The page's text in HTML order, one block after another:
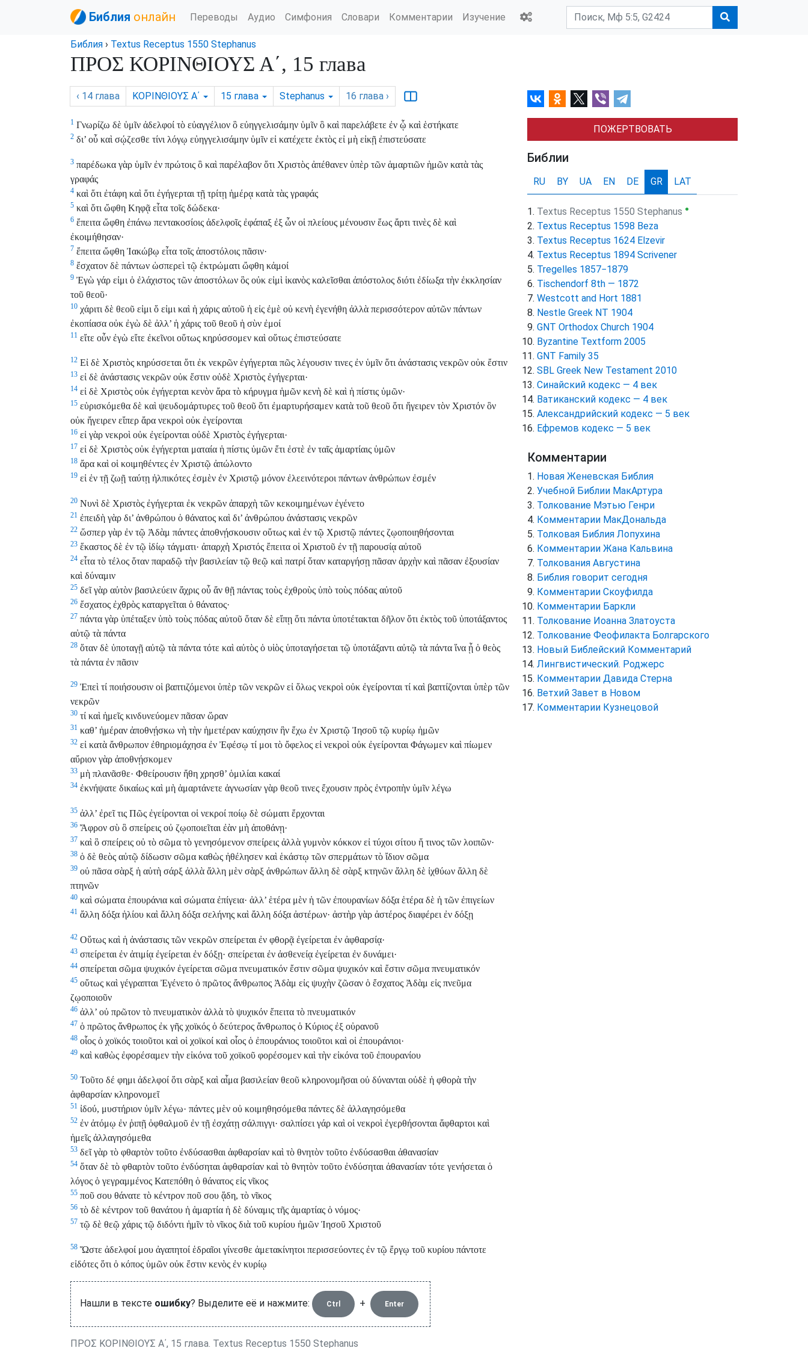
Библия онлайн Переводы Аудио Симфония Словари Комментарии Изучение
Библия › Textus Receptus 1550 Stephanus
ΠΡΟΣ ΚΟΡΙΝΘΙΟΥΣ Α΄, 15 глава
‹ 14 глава ΚΟΡΙΝΘΙΟΥΣ Α΄ 15 глава Stephanus 16 глава ›
1 Γνωρίζω δὲ ὑμῖν ἀδελφοί τὸ εὐαγγέλιον ὃ εὐηγγελισάμην ὑμῖν ὃ καὶ παρελάβετε ἐν ᾧ καὶ ἑστήκατε
2 δι’ οὗ καὶ σῴζεσθε τίνι λόγῳ εὐηγγελισάμην ὑμῖν εἰ κατέχετε ἐκτὸς εἰ μὴ εἰκῇ ἐπιστεύσατε
3 παρέδωκα γὰρ ὑμῖν ἐν πρώτοις ὃ καὶ παρέλαβον ὅτι Χριστὸς ἀπέθανεν ὑπὲρ τῶν ἁμαρτιῶν ἡμῶν κατὰ τὰς
γραφάς
4 καὶ ὅτι ἐτάφη καὶ ὅτι ἐγήγερται τῇ τρίτῃ ἡμέρᾳ κατὰ τὰς γραφάς
5 καὶ ὅτι ὤφθη Κηφᾷ εἶτα τοῖς δώδεκα·
6 ἔπειτα ὤφθη ἐπάνω πεντακοσίοις ἀδελφοῖς ἐφάπαξ ἐξ ὧν οἱ πλείους μένουσιν ἕως ἄρτι τινὲς δὲ καὶ
ἐκοιμήθησαν·
7 ἔπειτα ὤφθη Ἰακώβῳ εἶτα τοῖς ἀποστόλοις πᾶσιν·
8 ἔσχατον δὲ πάντων ὡσπερεὶ τῷ ἐκτρώματι ὤφθη κἀμοί
9 Ἐγὼ γάρ εἰμι ὁ ἐλάχιστος τῶν ἀποστόλων ὃς οὐκ εἰμὶ ἱκανὸς καλεῖσθαι ἀπόστολος διότι ἐδίωξα τὴν ἐκκλησίαν
τοῦ θεοῦ·
10 χάριτι δὲ θεοῦ εἰμι ὅ εἰμι καὶ ἡ χάρις αὐτοῦ ἡ εἰς ἐμὲ οὐ κενὴ ἐγενήθη ἀλλὰ περισσότερον αὐτῶν πάντων
ἐκοπίασα οὐκ ἐγὼ δὲ ἀλλ’ ἡ χάρις τοῦ θεοῦ ἡ σὺν ἐμοί
11 εἴτε οὖν ἐγὼ εἴτε ἐκεῖνοι οὕτως κηρύσσομεν καὶ οὕτως ἐπιστεύσατε
12 Εἰ δὲ Χριστὸς κηρύσσεται ὅτι ἐκ νεκρῶν ἐγήγερται πῶς λέγουσιν τινες ἐν ὑμῖν ὅτι ἀνάστασις νεκρῶν οὐκ ἔστιν
13 εἰ δὲ ἀνάστασις νεκρῶν οὐκ ἔστιν οὐδὲ Χριστὸς ἐγήγερται·
14 εἰ δὲ Χριστὸς οὐκ ἐγήγερται κενὸν ἄρα τὸ κήρυγμα ἡμῶν κενὴ δὲ καὶ ἡ πίστις ὑμῶν·
15 εὑρισκόμεθα δὲ καὶ ψευδομάρτυρες τοῦ θεοῦ ὅτι ἐμαρτυρήσαμεν κατὰ τοῦ θεοῦ ὅτι ἤγειρεν τὸν Χριστόν ὃν
οὐκ ἤγειρεν εἴπερ ἄρα νεκροὶ οὐκ ἐγείρονται
16 εἰ γὰρ νεκροὶ οὐκ ἐγείρονται οὐδὲ Χριστὸς ἐγήγερται·
17 εἰ δὲ Χριστὸς οὐκ ἐγήγερται ματαία ἡ πίστις ὑμῶν ἔτι ἐστὲ ἐν ταῖς ἁμαρτίαις ὑμῶν
18 ἄρα καὶ οἱ κοιμηθέντες ἐν Χριστῷ ἀπώλοντο
19 εἰ ἐν τῇ ζωῇ ταύτῃ ἠλπικότες ἐσμὲν ἐν Χριστῷ μόνον ἐλεεινότεροι πάντων ἀνθρώπων ἐσμέν
20 Νυνὶ δὲ Χριστὸς ἐγήγερται ἐκ νεκρῶν ἀπαρχὴ τῶν κεκοιμημένων ἐγένετο
21 ἐπειδὴ γὰρ δι’ ἀνθρώπου ὁ θάνατος καὶ δι’ ἀνθρώπου ἀνάστασις νεκρῶν
22 ὥσπερ γὰρ ἐν τῷ Ἀδὰμ πάντες ἀποθνῄσκουσιν οὕτως καὶ ἐν τῷ Χριστῷ πάντες ζῳοποιηθήσονται
23 ἕκαστος δὲ ἐν τῷ ἰδίῳ τάγματι· ἀπαρχὴ Χριστός ἔπειτα οἱ Χριστοῦ ἐν τῇ παρουσίᾳ αὐτοῦ
24 εἶτα τὸ τέλος ὅταν παραδῷ τὴν βασιλείαν τῷ θεῷ καὶ πατρί ὅταν καταργήσῃ πᾶσαν ἀρχὴν καὶ πᾶσαν ἐξουσίαν
καὶ δύναμιν
25 δεῖ γὰρ αὐτὸν βασιλεύειν ἄχρις οὗ ἄν θῇ πάντας τοὺς ἐχθροὺς ὑπὸ τοὺς πόδας αὐτοῦ
26 ἔσχατος ἐχθρὸς καταργεῖται ὁ θάνατος·
27 πάντα γὰρ ὑπέταξεν ὑπὸ τοὺς πόδας αὐτοῦ ὅταν δὲ εἴπῃ ὅτι πάντα ὑποτέτακται δῆλον ὅτι ἐκτὸς τοῦ ὑποτάξαντος
αὐτῷ τὰ πάντα
28 ὅταν δὲ ὑποταγῇ αὐτῷ τὰ πάντα τότε καὶ αὐτὸς ὁ υἱὸς ὑποταγήσεται τῷ ὑποτάξαντι αὐτῷ τὰ πάντα ἵνα ᾖ ὁ θεὸς
τὰ πάντα ἐν πᾶσιν
29 Ἐπεὶ τί ποιήσουσιν οἱ βαπτιζόμενοι ὑπὲρ τῶν νεκρῶν εἰ ὅλως νεκροὶ οὐκ ἐγείρονται τί καὶ βαπτίζονται ὑπὲρ τῶν
νεκρῶν
30 τί καὶ ἡμεῖς κινδυνεύομεν πᾶσαν ὥραν
31 καθ’ ἡμέραν ἀποθνῄσκω νὴ τὴν ἡμετέραν καύχησιν ἣν ἔχω ἐν Χριστῷ Ἰησοῦ τῷ κυρίῳ ἡμῶν
32 εἰ κατὰ ἄνθρωπον ἐθηριομάχησα ἐν Ἐφέσῳ τί μοι τὸ ὄφελος εἰ νεκροὶ οὐκ ἐγείρονται Φάγωμεν καὶ πίωμεν
αὔριον γὰρ ἀποθνῄσκομεν
33 μὴ πλανᾶσθε· Φθείρουσιν ἤθη χρησθ’ ὁμιλίαι κακαί
34 ἐκνήψατε δικαίως καὶ μὴ ἁμαρτάνετε ἀγνωσίαν γὰρ θεοῦ τινες ἔχουσιν πρὸς ἐντροπὴν ὑμῖν λέγω
35 ἀλλ’ ἐρεῖ τις Πῶς ἐγείρονται οἱ νεκροί ποίῳ δὲ σώματι ἔρχονται
36 Ἄφρον σὺ ὃ σπείρεις οὐ ζῳοποιεῖται ἐὰν μὴ ἀποθάνῃ·
37 καὶ ὃ σπείρεις οὐ τὸ σῶμα τὸ γενησόμενον σπείρεις ἀλλὰ γυμνὸν κόκκον εἰ τύχοι σίτου ἤ τινος τῶν λοιπῶν·
38 ὁ δὲ θεὸς αὐτῷ δίδωσιν σῶμα καθὼς ἠθέλησεν καὶ ἑκάστῳ τῶν σπερμάτων τὸ ἴδιον σῶμα
39 οὐ πᾶσα σὰρξ ἡ αὐτὴ σάρξ ἀλλὰ ἄλλη μὲν σὰρξ ἀνθρώπων ἄλλη δὲ σὰρξ κτηνῶν ἄλλη δὲ ἰχθύων ἄλλη δὲ
πτηνῶν
40 καὶ σώματα ἐπουράνια καὶ σώματα ἐπίγεια· ἀλλ’ ἑτέρα μὲν ἡ τῶν ἐπουρανίων δόξα ἑτέρα δὲ ἡ τῶν ἐπιγείων
41 ἄλλη δόξα ἡλίου καὶ ἄλλη δόξα σελήνης καὶ ἄλλη δόξα ἀστέρων· ἀστὴρ γὰρ ἀστέρος διαφέρει ἐν δόξῃ
42 Οὕτως καὶ ἡ ἀνάστασις τῶν νεκρῶν σπείρεται ἐν φθορᾷ ἐγείρεται ἐν ἀφθαρσίᾳ·
43 σπείρεται ἐν ἀτιμίᾳ ἐγείρεται ἐν δόξῃ· σπείρεται ἐν ἀσθενείᾳ ἐγείρεται ἐν δυνάμει·
44 σπείρεται σῶμα ψυχικόν ἐγείρεται σῶμα πνευματικόν ἔστιν σῶμα ψυχικόν καὶ ἔστιν σῶμα πνευματικόν
45 οὕτως καὶ γέγραπται Ἐγένετο ὁ πρῶτος ἄνθρωπος Ἀδὰμ εἰς ψυχὴν ζῶσαν ὁ ἔσχατος Ἀδὰμ εἰς πνεῦμα
ζῳοποιοῦν
46 ἀλλ’ οὐ πρῶτον τὸ πνευματικὸν ἀλλὰ τὸ ψυχικόν ἔπειτα τὸ πνευματικόν
47 ὁ πρῶτος ἄνθρωπος ἐκ γῆς χοϊκός ὁ δεύτερος ἄνθρωπος ὁ Κύριος ἐξ οὐρανοῦ
48 οἷος ὁ χοϊκός τοιοῦτοι καὶ οἱ χοϊκοί καὶ οἷος ὁ ἐπουράνιος τοιοῦτοι καὶ οἱ ἐπουράνιοι·
49 καὶ καθὼς ἐφορέσαμεν τὴν εἰκόνα τοῦ χοϊκοῦ φορέσομεν καὶ τὴν εἰκόνα τοῦ ἐπουρανίου
50 Τοῦτο δέ φημι ἀδελφοί ὅτι σὰρξ καὶ αἷμα βασιλείαν θεοῦ κληρονομῆσαι οὐ δύνανται οὐδὲ ἡ φθορὰ τὴν
ἀφθαρσίαν κληρονομεῖ
51 ἰδού, μυστήριον ὑμῖν λέγω· πάντες μὲν οὐ κοιμηθησόμεθα πάντες δὲ ἀλλαγησόμεθα
52 ἐν ἀτόμῳ ἐν ῥιπῇ ὀφθαλμοῦ ἐν τῇ ἐσχάτῃ σάλπιγγι· σαλπίσει γάρ καὶ οἱ νεκροὶ ἐγερθήσονται ἄφθαρτοι καὶ
ἡμεῖς ἀλλαγησόμεθα
53 δεῖ γὰρ τὸ φθαρτὸν τοῦτο ἐνδύσασθαι ἀφθαρσίαν καὶ τὸ θνητὸν τοῦτο ἐνδύσασθαι ἀθανασίαν
54 ὅταν δὲ τὸ φθαρτὸν τοῦτο ἐνδύσηται ἀφθαρσίαν καὶ τὸ θνητὸν τοῦτο ἐνδύσηται ἀθανασίαν τότε γενήσεται ὁ
λόγος ὁ γεγραμμένος Κατεπόθη ὁ θάνατος εἰς νῖκος
55 ποῦ σου θάνατε τὸ κέντρον ποῦ σου ᾅδη, τὸ νῖκος
56 τὸ δὲ κέντρον τοῦ θανάτου ἡ ἁμαρτία ἡ δὲ δύναμις τῆς ἁμαρτίας ὁ νόμος·
57 τῷ δὲ θεῷ χάρις τῷ διδόντι ἡμῖν τὸ νῖκος διὰ τοῦ κυρίου ἡμῶν Ἰησοῦ Χριστοῦ
58 Ὥστε ἀδελφοί μου ἀγαπητοί ἑδραῖοι γίνεσθε ἀμετακίνητοι περισσεύοντες ἐν τῷ ἔργῳ τοῦ κυρίου πάντοτε
εἰδότες ὅτι ὁ κόπος ὑμῶν οὐκ ἔστιν κενὸς ἐν κυρίῳ
Нашли в тексте ошибку? Выделите её и нажмите: Ctrl + Enter
ΠΡΟΣ ΚΟΡΙΝΘΙΟΥΣ Α΄, 15 глава. Textus Receptus 1550 Stephanus
ПОЖЕРТВОВАТЬ
Библии
RU BY UA EN DE GR LAT
Textus Receptus 1550 Stephanus ●
Textus Receptus 1598 Beza
Textus Receptus 1624 Elzevir
Textus Receptus 1894 Scrivener
Tregelles 1857−1879
Tischendorf 8th — 1872
Westcott and Hort 1881
Nestle Greek NT 1904
GNT Orthodox Church 1904
Byzantine Textform 2005
GNT Family 35
SBL Greek New Testament 2010
Синайский кодекс — 4 век
Ватиканский кодекс — 4 век
Александрийский кодекс — 5 век
Ефремов кодекс — 5 век
Комментарии
Новая Женевская Библия
Учебной Библии МакАртура
Толкование Мэтью Генри
Комментарии МакДональда
Толковая Библия Лопухина
Комментарии Жана Кальвина
Толкования Августина
Библия говорит сегодня
Комментарии Скоуфилда
Комментарии Баркли
Толкование Иоанна Златоуста
Толкование Феофилакта Болгарского
Новый Библейский Комментарий
Лингвистический. Роджерс
Комментарии Давида Стерна
Ветхий Завет в Новом
Комментарии Кузнецовой